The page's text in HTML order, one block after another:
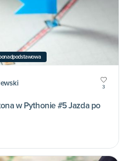
3
w Pythonie #5 Jazda po